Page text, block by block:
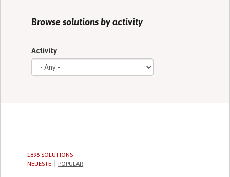
Browse solutions by activity
Activity
1896 SOLUTIONS
NEUESTE
POPULAR